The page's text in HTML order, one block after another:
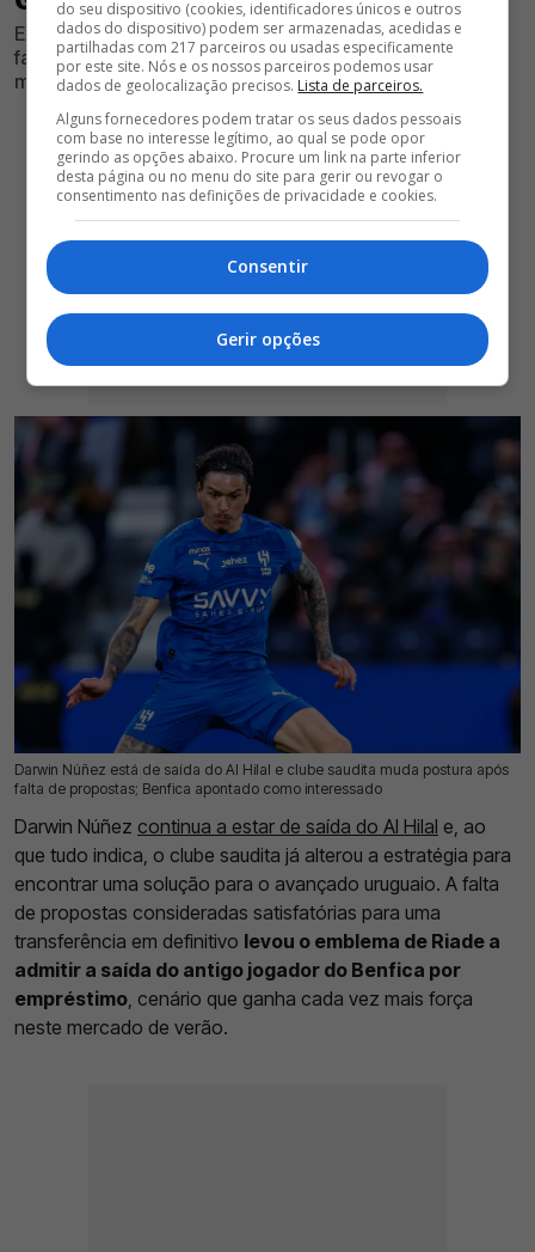
Ex-avançado das águias está de saída do Al Hilal, mas
falta de propostas concretas fazem o clube saudita
mudar de estratégia
Darwin Núñez está de saída do Al Hilal e clube saudita muda postura após
falta de propostas; Benfica apontado como interessado
04 Ago 2026 | 16:57 | 0
Darwin Núñez continua a estar de saída do Al Hilal e, ao
que tudo indica, o clube saudita já alterou a estratégia para
encontrar uma solução para o avançado uruguaio. A falta
de propostas consideradas satisfatórias para uma
transferência em definitivo levou o emblema de Riade a
admitir a saída do antigo jogador do Benfica por
empréstimo , cenário que ganha cada vez mais força
neste mercado de verão.
do seu dispositivo (cookies, identificadores únicos e outros
dados do dispositivo) podem ser armazenadas, acedidas e
partilhadas com 217 parceiros ou usadas especificamente
por este site. Nós e os nossos parceiros podemos usar
dados de geolocalização precisos. Lista de parceiros.
Alguns fornecedores podem tratar os seus dados pessoais
com base no interesse legítimo, ao qual se pode opor
gerindo as opções abaixo. Procure um link na parte inferior
desta página ou no menu do site para gerir ou revogar o
consentimento nas definições de privacidade e cookies.
Consentir
Gerir opções